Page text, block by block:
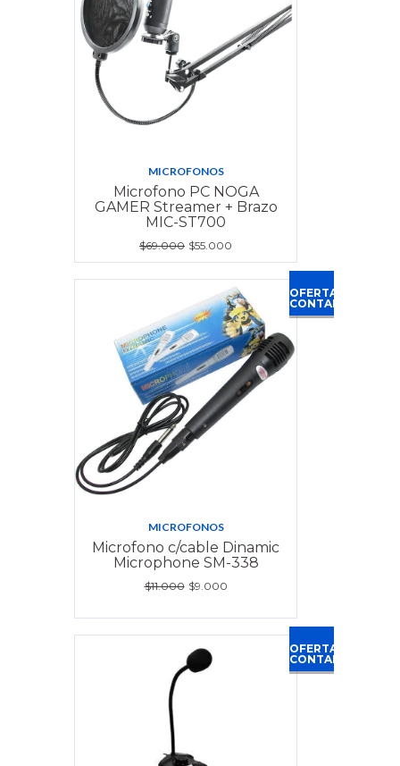
MICROFONOS
Microfono PC NOGA
GAMER Streamer + Brazo
MIC-ST700
$69.000 $55.000
OFERTA
CONTADO
MICROFONOS
Microfono c/cable Dinamic
Microphone SM-338
$11.000 $9.000
OFERTA
CONTADO